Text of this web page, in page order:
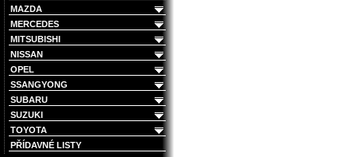
MAZDA
MERCEDES
MITSUBISHI
NISSAN
OPEL
SSANGYONG
SUBARU
SUZUKI
TOYOTA
PŘÍDAVNÉ LISTY